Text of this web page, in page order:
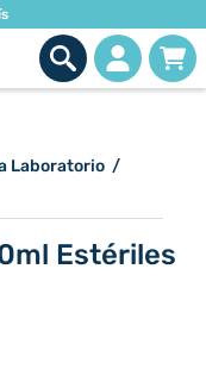
Laboratorio /
Estériles